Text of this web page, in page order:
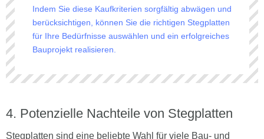
Indem Sie diese Kaufkriterien sorgfältig abwägen und
berücksichtigen, können Sie die richtigen Stegplatten
für Ihre Bedürfnisse auswählen und ein erfolgreiches
Bauprojekt realisieren.
Potenzielle Nachteile von Stegplatten
Stegplatten sind eine beliebte Wahl für viele Bau- und